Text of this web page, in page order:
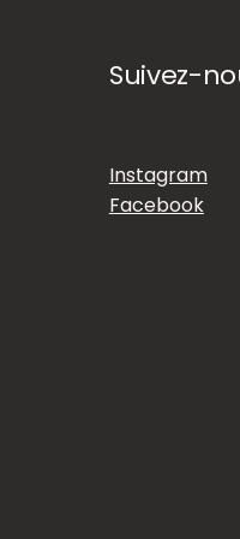
Suivez-
Instagram
Facebook